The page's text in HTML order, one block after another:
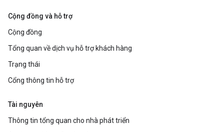
Cộng đồng và hỗ trợ
Cộng đồng
Tổng quan về dịch vụ hỗ trợ khách hàng
Trạng thái
Cổng thông tin hỗ trợ
Tài nguyên
Thông tin tổng quan cho nhà phát triển